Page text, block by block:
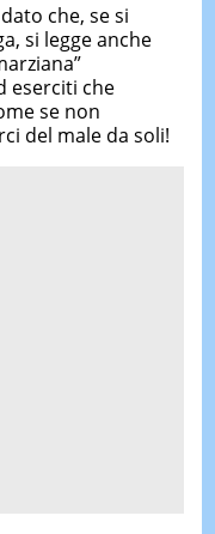
che, se si
si legge anche
eserciti che
se non
del male da soli!